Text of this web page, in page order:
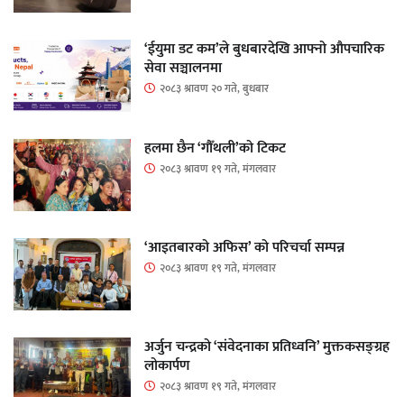
‘ईयुमा डट कम’ले बुधबारदेखि आफ्नो औपचारिक
सेवा सञ्चालनमा
२०८३ श्रावण २० गते, बुधबार
हलमा छैन ‘गौँथली’को टिकट
२०८३ श्रावण १९ गते, मंगलवार
‘आइतबारको अफिस’ को परिचर्चा सम्पन्न
२०८३ श्रावण १९ गते, मंगलवार
अर्जुन चन्द्रको ‘संवेदनाका प्रतिध्वनि’ मुक्तकसङ्ग्रह
लोकार्पण
२०८३ श्रावण १९ गते, मंगलवार